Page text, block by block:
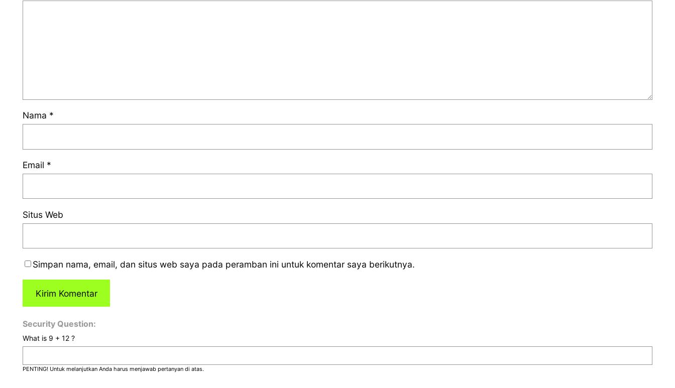
Nama *
Email *
Situs Web
Simpan nama, email, dan situs web saya pada peramban ini untuk komentar saya berikutnya.
Security Question:
What is 9 + 12 ?
PENTING! Untuk melanjutkan Anda harus menjawab pertanyan di atas.